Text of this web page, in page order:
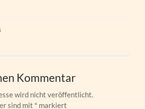
Kommentar
wird nicht veröffentlicht.
sind mit * markiert